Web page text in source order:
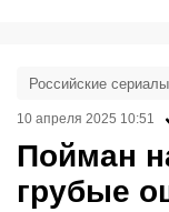
Пойман
грубые
Российские сериалы
10 апреля 2025 10:51